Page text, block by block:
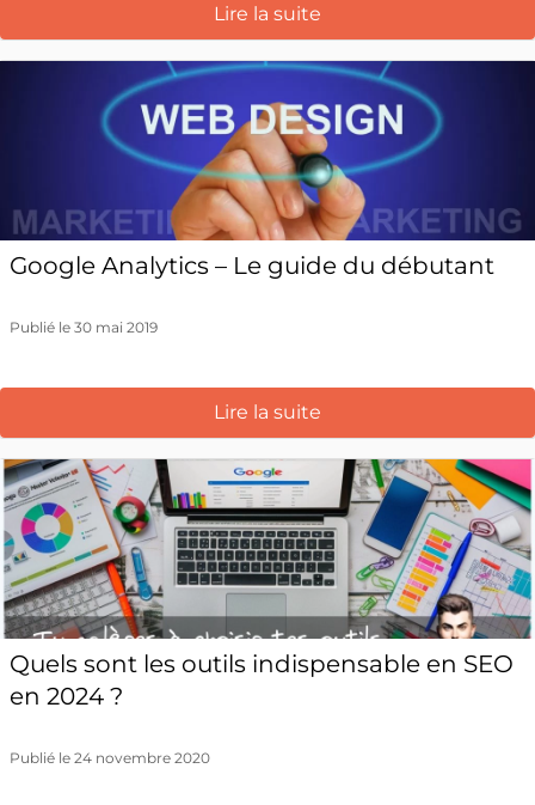
Lire la suite
Google Analytics – Le guide du débutant
Publié le 30 mai 2019
Lire la suite
Quels sont les outils indispensable en SEO
en 2024 ?
Publié le 24 novembre 2020